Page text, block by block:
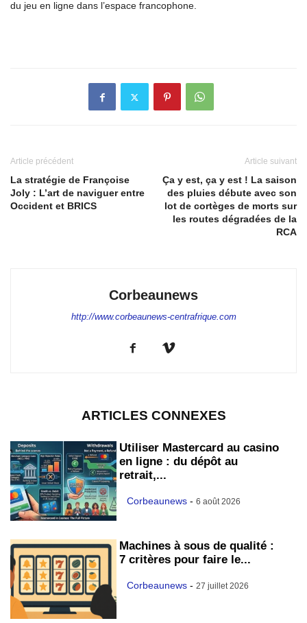
du jeu en ligne dans l’espace francophone.
Article précédent
La stratégie de Françoise
Joly : L’art de naviguer entre
Occident et BRICS
Article suivant
Ça y est, ça y est ! La saison
des pluies débute avec son
lot de cortèges de morts sur
les routes dégradées de la
RCA
Corbeaunews
http://www.corbeaunews-centrafrique.com
ARTICLES CONNEXES
Utiliser Mastercard au casino
en ligne : du dépôt au
retrait,...
Corbeaunews - 6 août 2026
Machines à sous de qualité :
7 critères pour faire le...
Corbeaunews - 27 juillet 2026